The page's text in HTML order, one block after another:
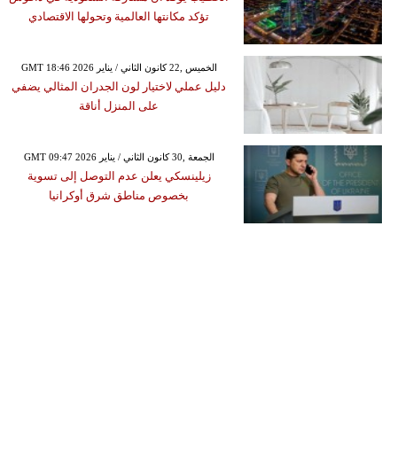
تؤكد مكانتها العالمية وتحولها الاقتصادي
GMT 18:46 2026 الخميس ,22 كانون الثاني / يناير
دليل عملي لاختيار لون الجدران المثالي يضفي
على المنزل أناقة
GMT 09:47 2026 الجمعة ,30 كانون الثاني / يناير
زيلينسكي يعلن عدم التوصل إلى تسوية
بخصوص مناطق شرق أوكرانيا